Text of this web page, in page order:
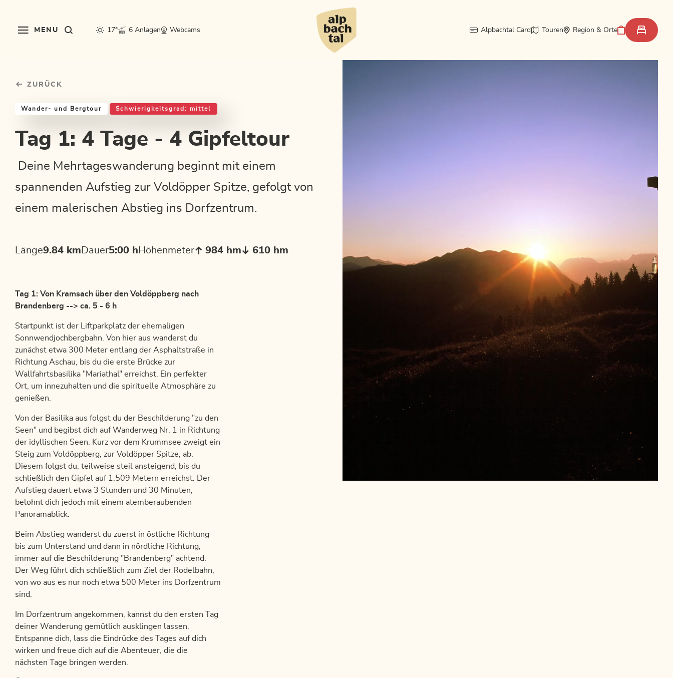
MENU 17° 6 Anlagen Webcams Alpbachtal Card Touren Region & Orte
ZURÜCK
Wander- und Bergtour Schwierigkeitsgrad: mittel
Tag 1: 4 Tage - 4 Gipfeltour
Deine Mehrtageswanderung beginnt mit einem
spannenden Aufstieg zur Voldöpper Spitze, gefolgt von
einem malerischen Abstieg ins Dorfzentrum.
Länge9.84 km Dauer5:00 h Höhenmeter 984 hm 610 hm
Tag 1: Von Kramsach über den Voldöppberg nach
Brandenberg --> ca. 5 - 6 h
Startpunkt ist der Liftparkplatz der ehemaligen
Sonnwendjochbergbahn. Von hier aus wanderst du
zunächst etwa 300 Meter entlang der Asphaltstraße in
Richtung Aschau, bis du die erste Brücke zur
Wallfahrtsbasilika "Mariathal" erreichst. Ein perfekter
Ort, um innezuhalten und die spirituelle Atmosphäre zu
genießen.
Von der Basilika aus folgst du der Beschilderung "zu den
Seen" und begibst dich auf Wanderweg Nr. 1 in Richtung
der idyllischen Seen. Kurz vor dem Krummsee zweigt ein
Steig zum Voldöppberg, zur Voldöpper Spitze, ab.
Diesem folgst du, teilweise steil ansteigend, bis du
schließlich den Gipfel auf 1.509 Metern erreichst. Der
Aufstieg dauert etwa 3 Stunden und 30 Minuten,
belohnt dich jedoch mit einem atemberaubenden
Panoramablick.
Beim Abstieg wanderst du zuerst in östliche Richtung
bis zum Unterstand und dann in nördliche Richtung,
immer auf die Beschilderung "Brandenberg" achtend.
Der Weg führt dich schließlich zum Ziel der Rodelbahn,
von wo aus es nur noch etwa 500 Meter ins Dorfzentrum
sind.
Im Dorfzentrum angekommen, kannst du den ersten Tag
deiner Wanderung gemütlich ausklingen lassen.
Entspanne dich, lass die Eindrücke des Tages auf dich
wirken und freue dich auf die Abenteuer, die die
nächsten Tage bringen werden.